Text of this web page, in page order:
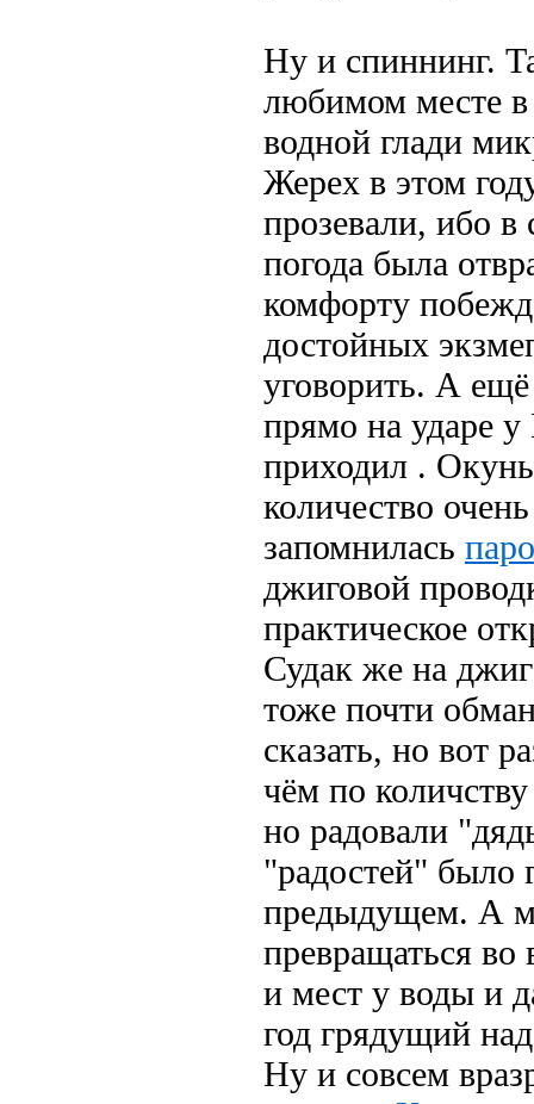
Ну и спиннинг.
любимом месте в
водной глади
Жерех в этом
прозевали, ибо
погода была
комфорту
достойных
уговорить. А ещё
прямо на ударе
приходил .
количество
запомнилась
джиговой
практическое
Судак же на
тоже почти
сказать, но вот
чём по
но радовали
"радостей" было
предыдущем. А
превращаться во
и мест у воды и
год грядущий
Ну и совсем